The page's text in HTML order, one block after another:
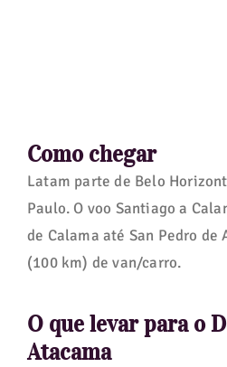
Como chegar
Latam parte de Belo
Paulo. O voo Santiago a
de Calama até San Pedro de
(100 km) de van/carro.
O que levar para o
Atacama